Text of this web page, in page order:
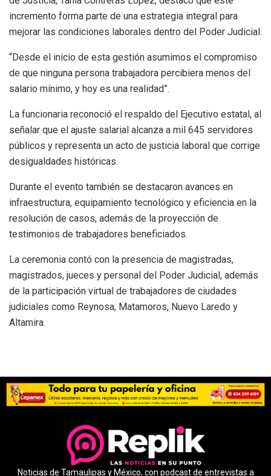
incremento forma parte de una estrategia integral para
mejorar las condiciones laborales dentro del Poder Judicial.
“Desde el inicio de esta gestión asumimos el compromiso
de que ninguna persona trabajadora percibiera menos del
salario mínimo, y hoy es una realidad”.
La funcionaria reconoció el respaldo del Ejecutivo estatal, al
señalar que el ajuste salarial alcanza a mil 645 servidores
públicos y representa un acto de justicia laboral que corrige
desigualdades históricas.
Durante el evento también se destacaron avances en
infraestructura, equipamiento tecnológico y eficiencia en la
resolución de casos, además de la proyección de
testimonios de trabajadores beneficiados.
La ceremonia contó con la presencia de magistradas,
magistrados, jueces y personal del Poder Judicial, además
de la participación virtual de trabajadores de ciudades
judiciales como Reynosa, Matamoros, Nuevo Laredo y
Altamira.
Noticias de Tamaulipas y México, con podcast de entrevistas a